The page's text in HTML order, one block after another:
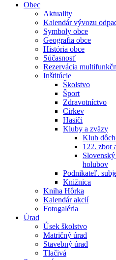
Obec
Aktuality
Kalendár vývozu
Symboly obce
Geografia obce
História obce
Súčasnosť
Rezervácia
Inštitúcie
Školstvo
Šport
Zdravotníctvo
Cirkev
Hasiči
Kluby a zväzy
Klub
122. zbor
holubov
Podnikateľ.
Knižnica
Kniha Hôrka
Kalendár akcií
Fotogaléria
Úrad
Úsek školstvo
Matričný úrad
Stavebný úrad
Tlačivá